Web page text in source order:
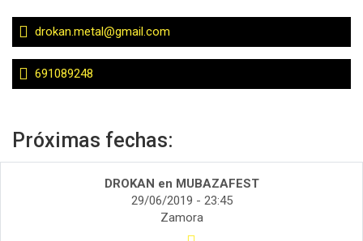
drokan.metal@gmail.com
691089248
Próximas fechas:
DROKAN en MUBAZAFEST
29/06/2019 - 23:45
Zamora